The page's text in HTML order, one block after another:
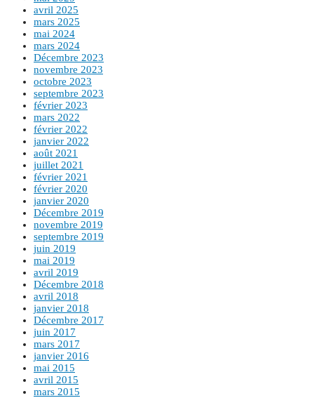
avril 2025
mars 2025
mai 2024
mars 2024
Décembre 2023
novembre 2023
octobre 2023
septembre 2023
février 2023
mars 2022
février 2022
janvier 2022
août 2021
juillet 2021
février 2021
février 2020
janvier 2020
Décembre 2019
novembre 2019
septembre 2019
juin 2019
mai 2019
avril 2019
Décembre 2018
avril 2018
janvier 2018
Décembre 2017
juin 2017
mars 2017
janvier 2016
mai 2015
avril 2015
mars 2015